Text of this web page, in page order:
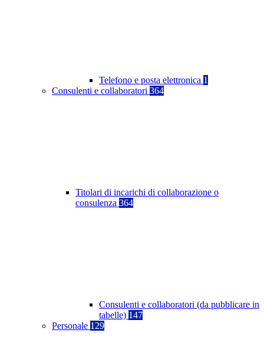
Telefono e posta elettronica 1
Consulenti e collaboratori 364
Titolari di incarichi di collaborazione o
consulenza 364
Consulenti e collaboratori (da pubblicare in
tabelle) 147
Personale 129